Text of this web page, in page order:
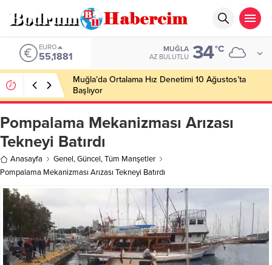
EURO
55,1881
MUĞLA
AZ BULUTLU 34°C
Muğla’da Ortalama Hız Denetimi 10 Ağustos’ta
Başlıyor
Pompalama Mekanizması Arızası
Tekneyi Batırdı
Anasayfa Genel,Güncel,Tüm Manşetler
Pompalama Mekanizması Arızası Tekneyi Batırdı